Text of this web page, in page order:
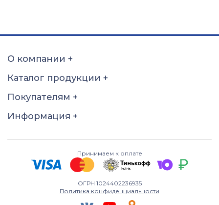
О компании +
Каталог продукции +
Покупателям +
Информация +
Принимаем к оплате
ОГРН 1024402236935
Политика конфиденциальности